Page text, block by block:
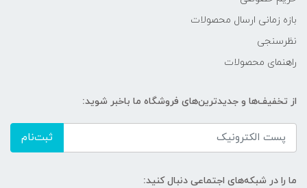
بازه زمانی ارسال محصولات
نظرسنجی
راهنمای محصولات
از تخفیف‌ها و جدیدترین‌های فروشگاه ما باخبر شوید:
ثبت‌نام
ما را در شبکه‌های اجتماعی دنبال کنید: